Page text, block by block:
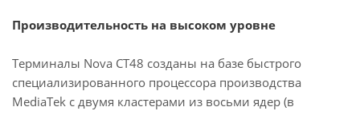
Производительность на высоком уровне
Терминалы Nova CT48 созданы на базе быстрого
специализированного процессора производства
MediaTek с двумя кластерами из восьми ядер (в